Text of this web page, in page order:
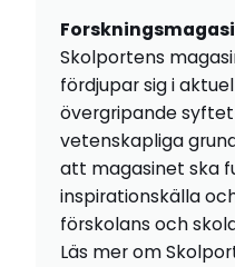
Skolportens
fördjupar sig i
övergripande
vetenskapliga
att magasinet ska
inspirationskälla
förskolans och
Läs mer om